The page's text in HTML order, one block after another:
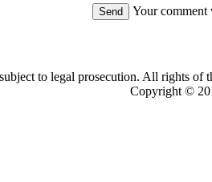
Your comment
Send
to legal prosecution. All rights of
Copyright ©